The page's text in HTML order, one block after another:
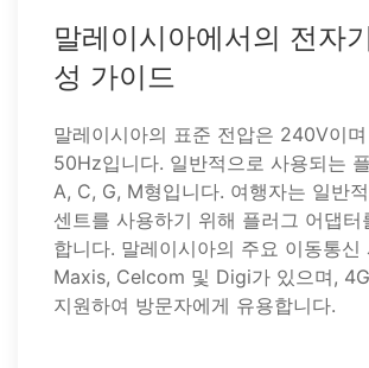
말레이시아에서의 전자
성 가이드
말레이시아의 표준 전압은 240V이
50Hz입니다. 일반적으로 사용되는
A, C, G, M형입니다. 여행자는 일반
센트를 사용하기 위해 플러그 어댑터
합니다. 말레이시아의 주요 이동통신
Maxis, Celcom 및 Digi가 있으며,
지원하여 방문자에게 유용합니다.